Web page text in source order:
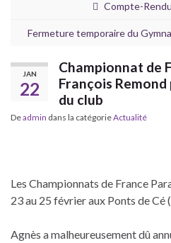
Compte-
Fermeture temporaire du
JAN
22
Championnat de
François
du club
Deadmin dans la catégorieActualité
Les Championnats de France
23 au 25 février aux Ponts de Cé
Agnès a malheureusement dû